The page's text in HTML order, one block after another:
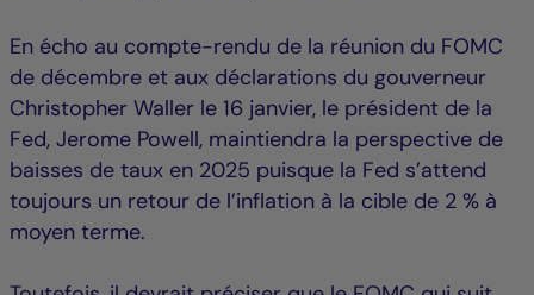
En écho au compte-rendu de la réunion du FOMC
de décembre et aux déclarations du gouverneur
Christopher Waller le 16 janvier, le président de la
Fed, Jerome Powell, maintiendra la perspective de
baisses de taux en 2025 puisque la Fed s’attend
toujours un retour de l’inflation à la cible de 2 % à
moyen terme.